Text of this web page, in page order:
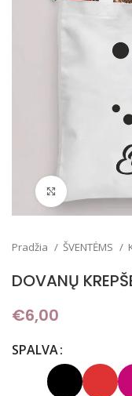
Pradžia ŠVENTĖMS
DOVANŲ
€6,00
SPALVA